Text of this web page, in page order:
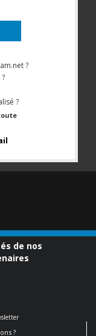
?
?
de nos
?